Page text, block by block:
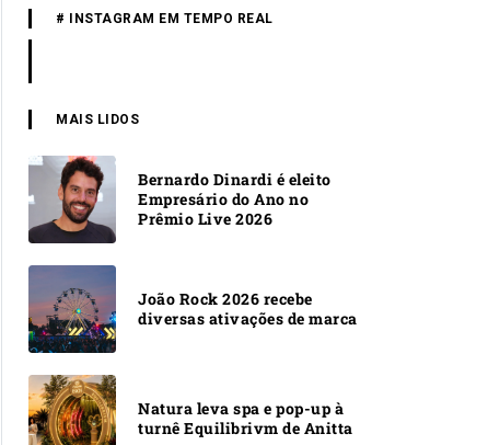
# INSTAGRAM EM TEMPO REAL
MAIS LIDOS
Bernardo Dinardi é eleito
Empresário do Ano no
Prêmio Live 2026
João Rock 2026 recebe
diversas ativações de marca
Natura leva spa e pop-up à
turnê Equilibrivm de Anitta